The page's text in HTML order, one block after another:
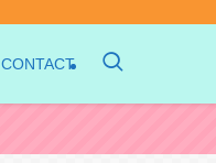
CONTACT